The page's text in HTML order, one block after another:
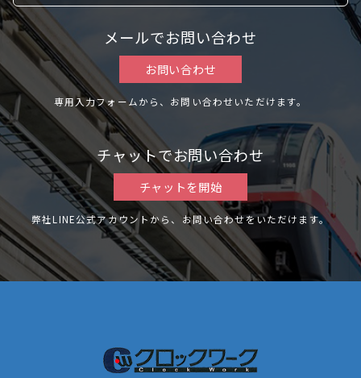
メールでお問い合わせ
お問い合わせ
専用入力フォームから、お問い合わせいただけます。
チャットでお問い合わせ
チャットを開始
弊社LINE公式アカウントから、お問い合わせをいただけます。